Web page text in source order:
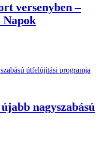
versenyben –
Napok
nagyszabású